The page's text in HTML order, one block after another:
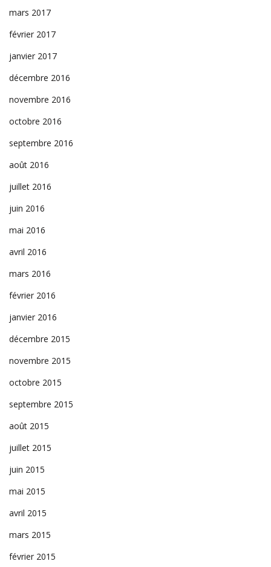
mars 2017
février 2017
janvier 2017
décembre 2016
novembre 2016
octobre 2016
septembre 2016
août 2016
juillet 2016
juin 2016
mai 2016
avril 2016
mars 2016
février 2016
janvier 2016
décembre 2015
novembre 2015
octobre 2015
septembre 2015
août 2015
juillet 2015
juin 2015
mai 2015
avril 2015
mars 2015
février 2015